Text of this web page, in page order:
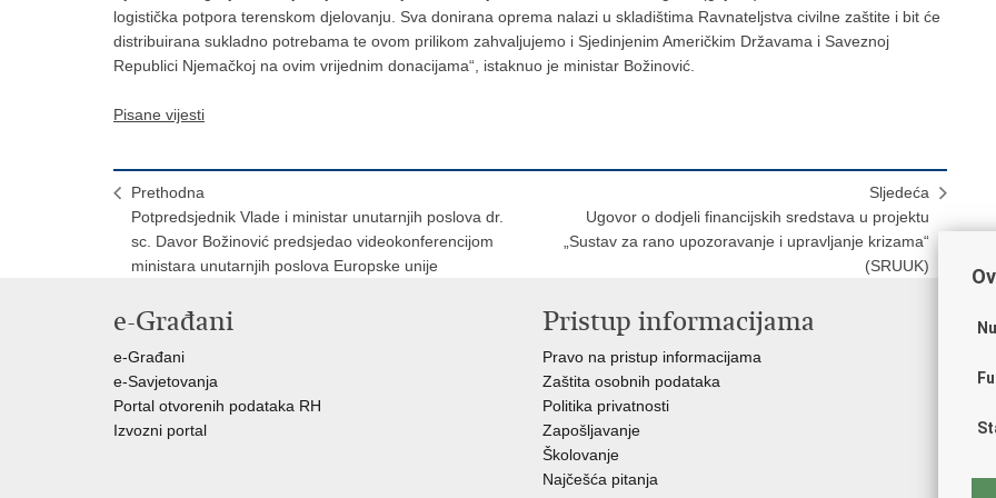
logistička potpora terenskom djelovanju. Sva donirana oprema nalazi u skladištima Ravnateljstva civilne zaštite i bit će
distribuirana sukladno potrebama te ovom prilikom zahvaljujemo i Sjedinjenim Američkim Državama i Saveznoj
Republici Njemačkoj na ovim vrijednim donacijama“, istaknuo je ministar Božinović.
Pisane vijesti
Prethodna
Potpredsjednik Vlade i ministar unutarnjih poslova dr.
sc. Davor Božinović predsjedao videokonferencijom
ministara unutarnjih poslova Europske unije
Sljedeća
Ugovor o dodjeli financijskih sredstava u projektu
„Sustav za rano upozoravanje i upravljanje krizama“
(SRUUK)
e-Građani
e-Građani
e-Savjetovanja
Portal otvorenih podataka RH
Izvozni portal
Pristup informacijama
Pravo na pristup informacijama
Zaštita osobnih podataka
Politika privatnosti
Zapošljavanje
Školovanje
Najčešća pitanja